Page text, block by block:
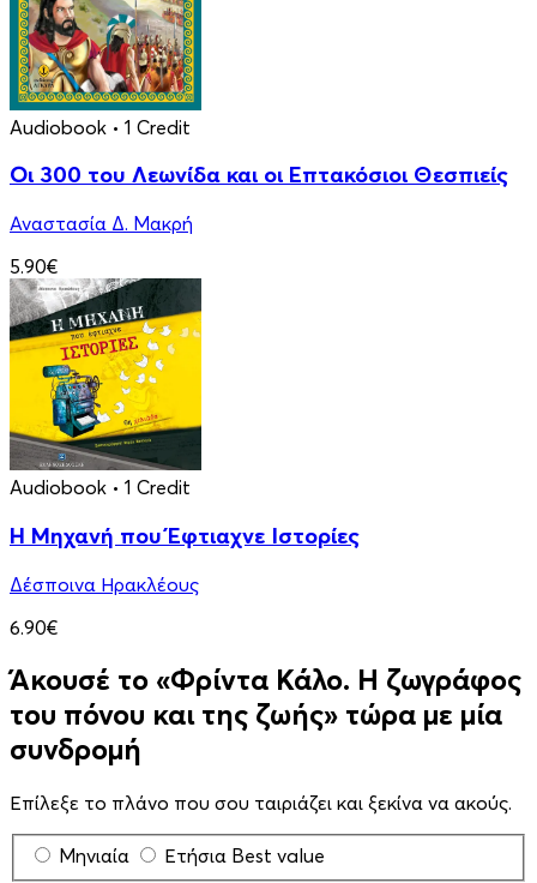
Audiobook • 1 Credit
Οι 300 του Λεωνίδα και οι Eπτακόσιοι Θεσπιείς
Αναστασία Δ. Μακρή
5.90€
Audiobook • 1 Credit
Η Μηχανή που Έφτιαχνε Ιστορίες
Δέσποινα Ηρακλέους
6.90€
Άκουσέ το «Φρίντα Κάλο. Η ζωγράφος
του πόνου και της ζωής» τώρα με μία
συνδρομή
Επίλεξε το πλάνο που σου ταιριάζει και ξεκίνα να ακούς.
Μηνιαία Ετήσια Best value